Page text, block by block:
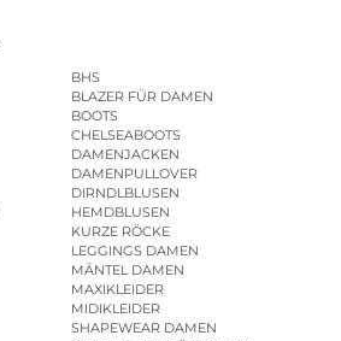
BHS
BLAZER FÜR DAMEN
BOOTS
CHELSEABOOTS
DAMENJACKEN
DAMENPULLOVER
DIRNDLBLUSEN
HEMDBLUSEN
KURZE RÖCKE
LEGGINGS DAMEN
MÄNTEL DAMEN
MAXIKLEIDER
MIDIKLEIDER
SHAPEWEAR DAMEN